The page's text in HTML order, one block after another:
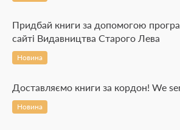
Придбай книги за допомогою
сайті Видавництва Старого Лева
Новина
Доставляємо книги за кордон! We
Новина